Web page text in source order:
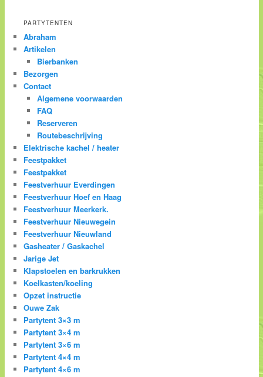
PARTYTENTEN
Abraham
Artikelen
Bierbanken
Bezorgen
Contact
Algemene voorwaarden
FAQ
Reserveren
Routebeschrijving
Elektrische kachel / heater
Feestpakket
Feestpakket
Feestverhuur Everdingen
Feestverhuur Hoef en Haag
Feestverhuur Meerkerk.
Feestverhuur Nieuwegein
Feestverhuur Nieuwland
Gasheater / Gaskachel
Jarige Jet
Klapstoelen en barkrukken
Koelkasten/koeling
Opzet instructie
Ouwe Zak
Partytent 3×3 m
Partytent 3×4 m
Partytent 3×6 m
Partytent 4×4 m
Partytent 4×6 m